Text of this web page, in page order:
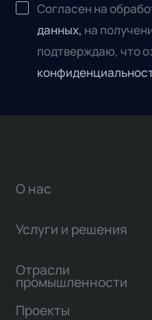
Согласен на
данных, на
подтверждаю, что
О нас
Услуги и решения
Отрасли
промышленности
Проекты